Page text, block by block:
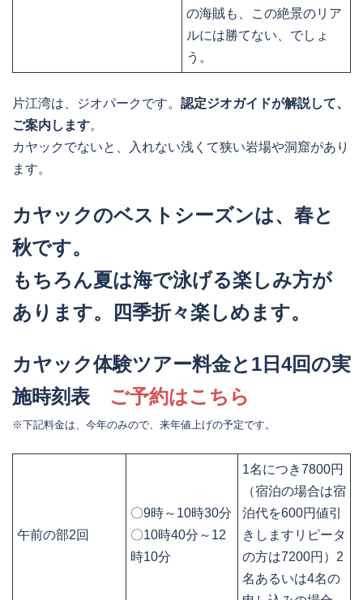
の海賊も、この絶景のリア
ルには勝てない、でしょ
う。
片江湾は、ジオパークです。 認定ジオガイドが解説して、
ご案内します。
カヤックでないと、入れない浅くて狭い岩場や洞窟があり
ます。
カヤックのベストシーズンは、春と
秋です。
もちろん夏は海で泳げる楽しみ方が
あります。四季折々楽しめます。
カヤック体験ツアー料金と1日4回の実
施時刻表
ご予約はこちら
※下記料金は、今年のみので、来年値上げの予定です。
午前の部2回
〇9時～10時30分
〇10時40分～12
時10分
1名につき7800円
（宿泊の場合は宿
泊代を600円値引
きしますリピータ
の方は7200円）2
名あるいは4名の